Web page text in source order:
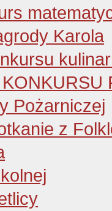
Karola
Pożarniczej
z